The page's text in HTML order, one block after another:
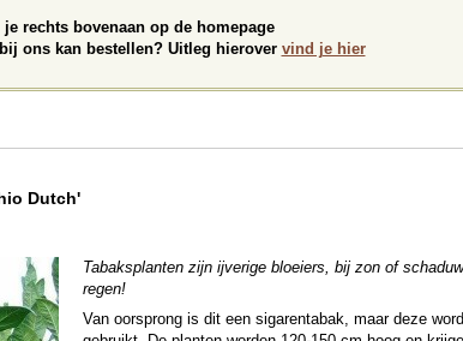
rechts bovenaan op de homepage
ons kan bestellen? Uitleg hierover vind je hier
Dutch'
Tabaksplanten zijn ijverige bloeiers, bij zon of
regen!
Van oorsprong is dit een sigarentabak, maar deze